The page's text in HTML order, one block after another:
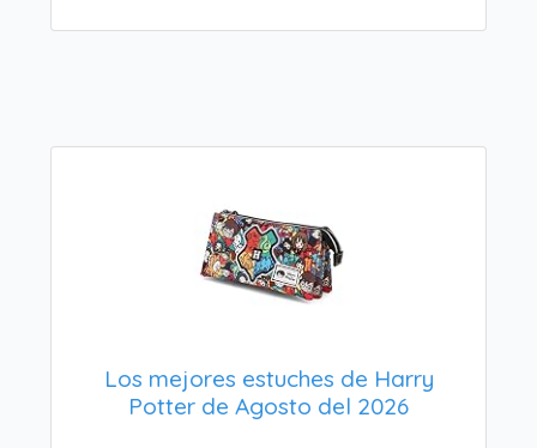
Los mejores estuches de Harry
Potter de Agosto del 2026